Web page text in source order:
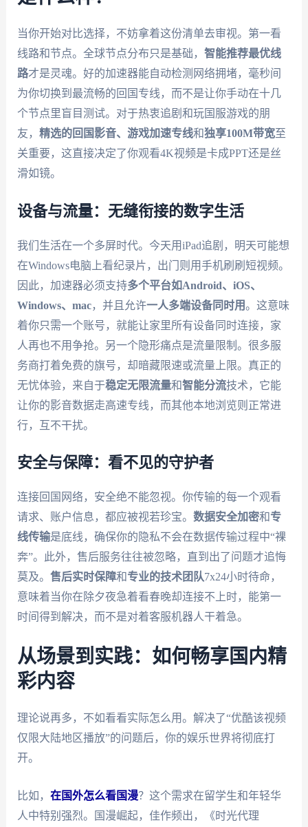
当你开始对比选择，不妨拿着这份清单去审视。第一看
线路和节点。全球节点分布只是基础， 智能推荐最优线
路才是灵魂。好的加速器能自动检测网络拥堵，毫秒间
为你切换到最流畅的回国专线，而不是让你手动在十几
个节点里盲目测试。对于热衷追剧和玩国服游戏的朋
友， 精选的回国影音、游戏加速专线和独享100M带宽至
关重要，这直接决定了你观看4K视频是卡成PPT还是丝
滑如镜。
设备与流量：无缝衔接的数字生活
我们生活在一个多屏时代。今天用iPad追剧，明天可能想
在Windows电脑上看纪录片，出门则用手机刷刷短视频。
因此，加速器必须支持多个平台如Android、iOS、
Windows、mac，并且允许一人多端设备同时用。这意味
着你只需一个账号，就能让家里所有设备同时连接，家
人再也不用争抢。另一个隐形痛点是流量限制。很多服
务商打着免费的旗号，却暗藏限速或流量上限。真正的
无忧体验，来自于稳定无限流量和智能分流技术，它能
让你的影音数据走高速专线，而其他本地浏览则正常进
行，互不干扰。
安全与保障：看不见的守护者
连接回国网络，安全绝不能忽视。你传输的每一个观看
请求、账户信息，都应被视若珍宝。 数据安全加密和专
线传输是底线，确保你的隐私不会在数据传输过程中“裸
奔”。此外，售后服务往往被忽略，直到出了问题才追悔
莫及。 售后实时保障和专业的技术团队7x24小时待命，
意味着当你在除夕夜急着看春晚却连接不上时，能第一
时间得到解决，而不是对着客服机器人干着急。
从场景到实践：如何畅享国内精
彩内容
理论说再多，不如看看实际怎么用。解决了“优酷该视频
仅限大陆地区播放”的问题后，你的娱乐世界将彻底打
开。
比如， 在国外怎么看国漫？这个需求在留学生和年轻华
人中特别强烈。国漫崛起，佳作频出，《时光代理